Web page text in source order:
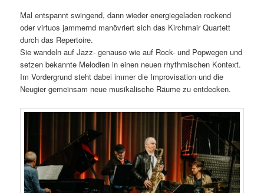
Mal entspannt swingend, dann wieder energiegeladen rockend
oder virtuos jammernd manövriert sich das Kirchmair Quartett
durch das Repertoire.
Sie wandeln auf Jazz- genauso wie auf Rock- und Popwegen und
setzen bekannte Melodien in einen neuen rhythmischen Kontext.
Im Vordergrund steht dabei immer die Improvisation und die
Neugier gemeinsam neue musikalische Räume zu entdecken.